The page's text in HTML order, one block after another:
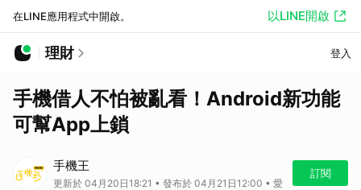
在LINE應用程式中開啟。 以LINE開啟
理財 登入
手機借人不怕被亂看！Android新功能
可幫App上鎖
手機王
更新於 04月20日18:21 • 發布於 04月21日12:00 • 愛
訂閱